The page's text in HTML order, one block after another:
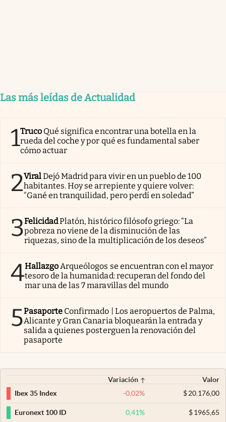
Las más leídas de Actualidad
1Truco Qué significa encontrar una botella en la
rueda del coche y por qué es fundamental saber
cómo actuar
2ViralDejó Madrid para vivir en un pueblo de 100
habitantes. Hoy se arrepiente y quiere volver:
“Gané en tranquilidad, pero perdí en soledad”
3FelicidadPlatón, histórico filósofo griego: “La
pobreza no viene de la disminución de las
riquezas, sino de la multiplicación de los deseos”
4Hallazgo Arqueólogos se encuentran con el mayor
tesoro de la humanidad: recuperan del fondo del
mar una de las 7 maravillas del mundo
5Pasaporte Confirmado | Los aeropuertos de Palma,
Alicante y Gran Canaria bloquearán la entrada y
salida a quienes posterguen la renovación del
pasaporte
Variación
Valor
Ibex 35 Index
-0,02% $20.176,00
Euronext 100 ID 0,41% $1965,65